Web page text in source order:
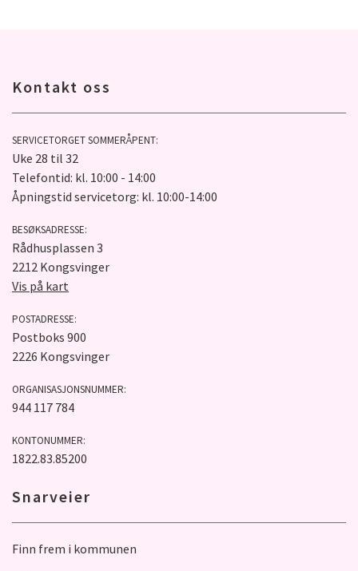
Kontakt oss
SERVICETORGET SOMMERÅPENT:
Uke 28 til 32
Telefontid: kl. 10:00 - 14:00
Åpningstid servicetorg: kl. 10:00-14:00
BESØKSADRESSE:
Rådhusplassen 3
2212 Kongsvinger
Vis på kart
POSTADRESSE:
Postboks 900
2226 Kongsvinger
ORGANISASJONSNUMMER:
944 117 784
KONTONUMMER:
1822.83.85200
Snarveier
Finn frem i kommunen